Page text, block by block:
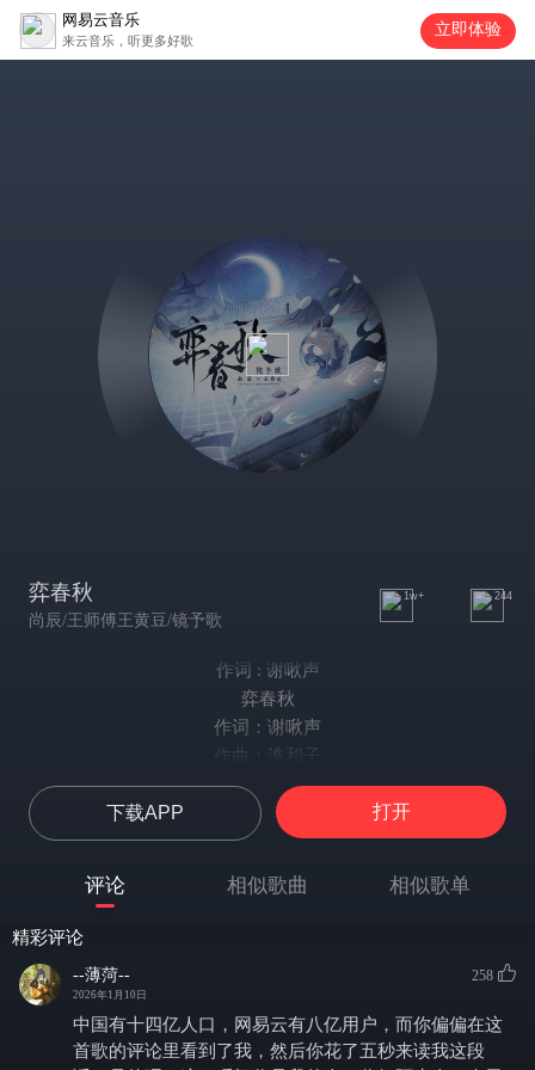
网易云音乐
来云音乐，听更多好歌
立即体验
弈春秋
尚辰/王师傅王黄豆/镜予歌
1w+ 244
作词 : 谢啾声
弈春秋
作词：谢啾声
作曲：淮和子
编曲：于航
演唱：尚辰 王黄豆
和声：伯虎REID
混音：沙栩帆@XXRS STUDIO
新雪覆上城楼 寒星几点孤舟
剑芒轻挑开夜色稠
下载APP 打开
评论 相似歌曲 相似歌单
精彩评论
--薄菏--
2026年1月10日
258
中国有十四亿人口，网易云有八亿用户，而你偏偏在这
首歌的评论里看到了我，然后你花了五秒来读我这段